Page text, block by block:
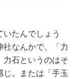
たんでしょう
なんかで、「力
石というのはそ
。または「手玉